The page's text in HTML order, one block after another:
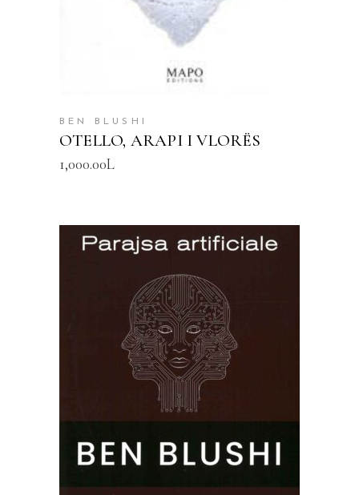
BEN BLUSHI
OTELLO, ARAPI I VLORËS
1,000.00L
SHTOJE NË SHPORTË